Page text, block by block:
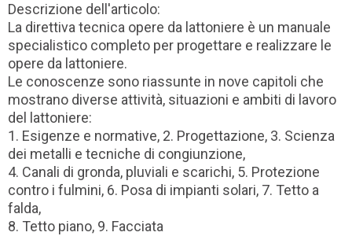
Descrizione dell'articolo:
La direttiva tecnica opere da lattoniere è un manuale
specialistico completo per progettare e realizzare le
opere da lattoniere.
Le conoscenze sono riassunte in nove capitoli che
mostrano diverse attività, situazioni e ambiti di lavoro
del lattoniere:
1. Esigenze e normative, 2. Progettazione, 3. Scienza
dei metalli e tecniche di congiunzione,
4. Canali di gronda, pluviali e scarichi, 5. Protezione
contro i fulmini, 6. Posa di impianti solari, 7. Tetto a
falda,
8. Tetto piano, 9. Facciata